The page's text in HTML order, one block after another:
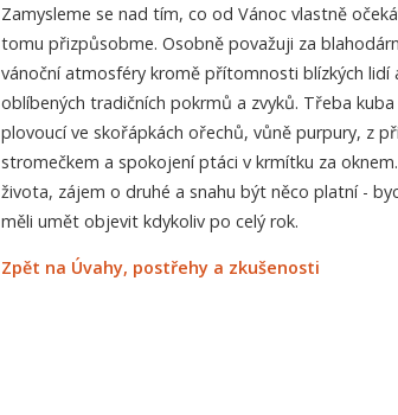
Zamysleme se nad tím, co od Vánoc vlastně
tomu přizpůsobme. Osobně považuji za
vánoční atmosféry kromě přítomnosti blízkých lidí
oblíbených tradičních pokrmů a zvyků. Třeba kuba
plovoucí ve skořápkách ořechů, vůně purpury, z
stromečkem a spokojení ptáci v krmítku za
života, zájem o druhé a snahu být něco platní -
měli umět objevit kdykoliv po celý rok.
Zpět na Úvahy, postřehy a zkušenosti